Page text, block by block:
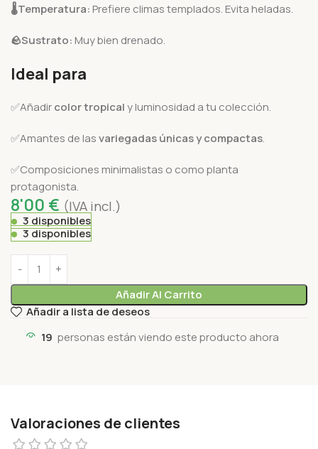
🌡️Temperatura: Prefiere climas templados. Evita heladas.
🪨Sustrato: Muy bien drenado.
Ideal para
✅Añadircolor tropicaly luminosidad a tu colección.
✅Amantes de lasvariegadas únicas y compactas.
✅Composiciones minimalistas o como planta
protagonista.
8'00 € (IVA incl.)
3 disponibles
3 disponibles
Añadir Al Carrito
Añadir a lista de deseos
19 personas están viendo este producto ahora
Valoraciones de clientes